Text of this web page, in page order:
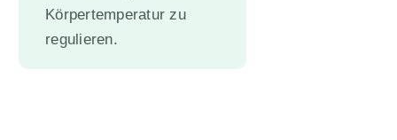
Körpertemperatur zu
regulieren.